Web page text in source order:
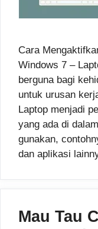
Cara
Windows 7 –
berguna bagi
untuk urusan
Laptop menjadi
yang ada di
gunakan,
dan aplikasi
Mau Tau